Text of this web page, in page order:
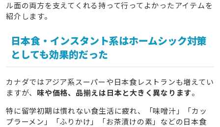
ル面の両方を支えてくれる持って行ってよかったアイテムを
紹介します。
日本食・インスタント系はホームシック対策
としても効果的だった
カナダではアジア系スーパーや日本食レストランも増えてい
ますが、 味や価格、品揃えは日本と大きく異なります。
特に留学初期は慣れない食生活に疲れ、「味噌汁」「カッ
プラーメン」「ふりかけ」「お茶漬けの素」などの日本食